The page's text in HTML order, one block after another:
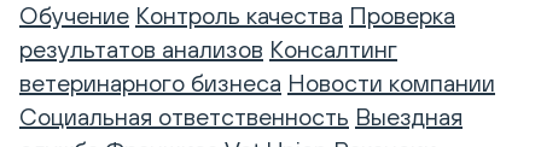
Обучение Контроль качества Проверка
результатов анализов Консалтинг
ветеринарного бизнеса Новости компании
Социальная ответственность Выездная